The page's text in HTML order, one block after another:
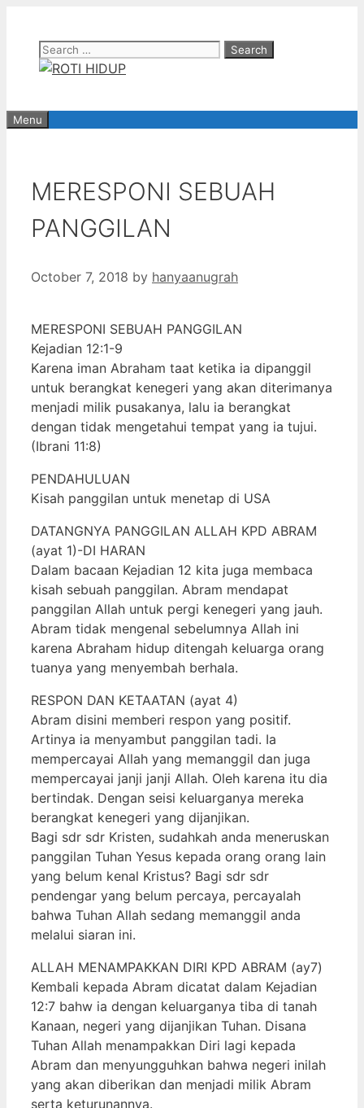
contentSearch
for:
Menu
MERESPONI SEBUAH
PANGGILAN
October 7, 2018 by hanyaanugrah
MERESPONI SEBUAH PANGGILAN
Kejadian 12:1-9
Karena iman Abraham taat ketika ia dipanggil
untuk berangkat kenegeri yang akan diterimanya
menjadi milik pusakanya, lalu ia berangkat
dengan tidak mengetahui tempat yang ia tujui.
(Ibrani 11:8)
PENDAHULUAN
Kisah panggilan untuk menetap di USA
DATANGNYA PANGGILAN ALLAH KPD ABRAM
(ayat 1)-DI HARAN
Dalam bacaan Kejadian 12 kita juga membaca
kisah sebuah panggilan. Abram mendapat
panggilan Allah untuk pergi kenegeri yang jauh.
Abram tidak mengenal sebelumnya Allah ini
karena Abraham hidup ditengah keluarga orang
tuanya yang menyembah berhala.
RESPON DAN KETAATAN (ayat 4)
Abram disini memberi respon yang positif.
Artinya ia menyambut panggilan tadi. Ia
mempercayai Allah yang memanggil dan juga
mempercayai janji janji Allah. Oleh karena itu dia
bertindak. Dengan seisi keluarganya mereka
berangkat kenegeri yang dijanjikan.
Bagi sdr sdr Kristen, sudahkah anda meneruskan
panggilan Tuhan Yesus kepada orang orang lain
yang belum kenal Kristus? Bagi sdr sdr
pendengar yang belum percaya, percayalah
bahwa Tuhan Allah sedang memanggil anda
melalui siaran ini.
ALLAH MENAMPAKKAN DIRI KPD ABRAM (ay7)
Kembali kepada Abram dicatat dalam Kejadian
12:7 bahw ia dengan keluarganya tiba di tanah
Kanaan, negeri yang dijanjikan Tuhan. Disana
Tuhan Allah menampakkan Diri lagi kepada
Abram dan menyungguhkan bahwa negeri inilah
yang akan diberikan dan menjadi milik Abram
serta keturunannya.